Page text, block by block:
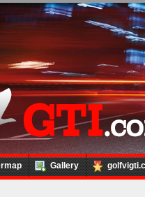
Gallery